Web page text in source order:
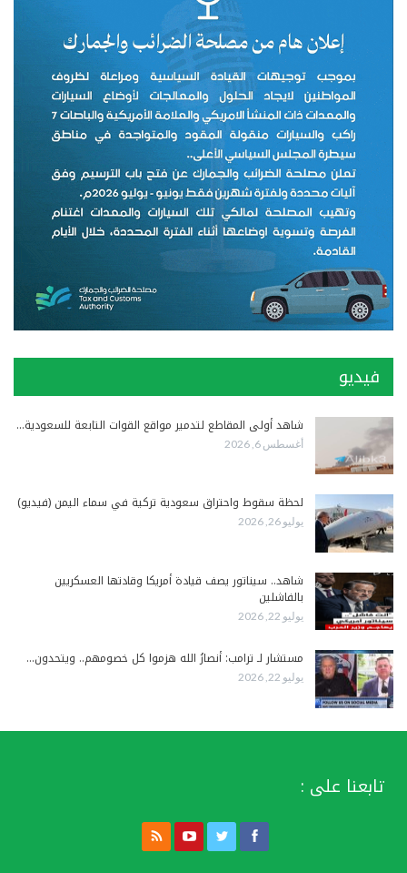
فيديو
شاهد أولى المقاطع لتدمير مواقع القوات التابعة للسعودية…
أغسطس 6, 2026
لحظة سقوط واحتراق سعودية تركية في سماء اليمن (فيديو)
يوليو 26, 2026
شاهد.. سيناتور يصف قيادة أمريكا وقادتها العسكريين
بالفاشلين
يوليو 22, 2026
مستشار لـ ترامب: أنصارُ الله هزموا كل خصومهم.. ويتحدون…
يوليو 22, 2026
تابعنا على :